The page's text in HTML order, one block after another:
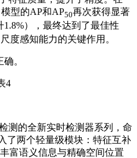
型的AP和AP50再次获得显著
1.8%），最终达到了最佳性
度感知能力的关键作用。
4
测的全新实时检测器系列，命
了两个轻量级模块：特征互补
富语义信息与精确空间位置